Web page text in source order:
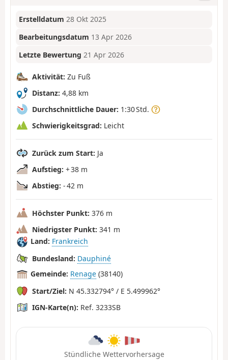
Erstelldatum 28 Okt 2025
Bearbeitungsdatum 13 Apr 2026
Letzte Bewertung 21 Apr 2026
Aktivität: Zu Fuß
Distanz: 4,88 km
Durchschnittliche Dauer: 1:30 Std.
Schwierigkeitsgrad: Leicht
Zurück zum Start: Ja
Aufstieg: + 38 m
Abstieg: - 42 m
Höchster Punkt: 376 m
Niedrigster Punkt: 341 m
Land: Frankreich
Bundesland: Dauphiné
Gemeinde: Renage (38140)
Start/Ziel: N 45.332794° / E 5.499962°
IGN-Karte(n): Ref. 3233SB
Stündliche Wettervorhersage